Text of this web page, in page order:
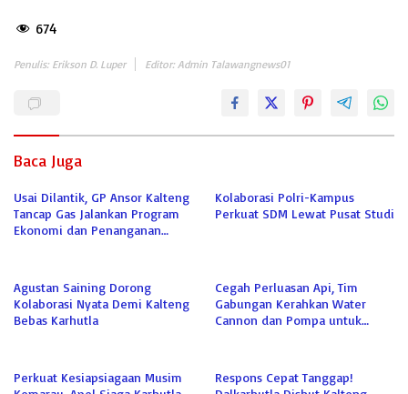
674
Penulis: Erikson D. Luper Editor: Admin Talawangnews01
Baca Juga
Usai Dilantik, GP Ansor Kalteng
Tancap Gas Jalankan Program
Ekonomi dan Penanganan
Kolaborasi Polri-Kampus
Perkuat SDM Lewat Pusat Studi
Agustan Saining Dorong
Kolaborasi Nyata Demi Kalteng
Bebas Karhutla
Cegah Perluasan Api, Tim
Gabungan Kerahkan Water
Cannon dan Pompa untuk
Perkuat Kesiapsiagaan Musim
Respons Cepat Tanggap!